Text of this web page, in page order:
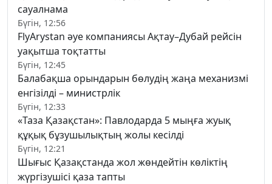
сауалнама
Бүгін, 12:56
FlyArystan әуе компаниясы Ақтау–Дубай рейсін
уақытша тоқтатты
Бүгін, 12:45
Балабақша орындарын бөлудің жаңа механизмі
енгізілді – министрлік
Бүгін, 12:33
«Таза Қазақстан»: Павлодарда 5 мыңға жуық
құқық бұзушылықтың жолы кесілді
Бүгін, 12:21
Шығыс Қазақстанда жол жөндейтін көліктің
жүргізушісі қаза тапты